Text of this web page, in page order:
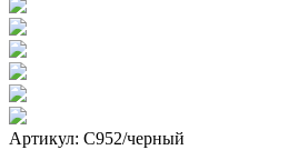
Артикул: С952/черный